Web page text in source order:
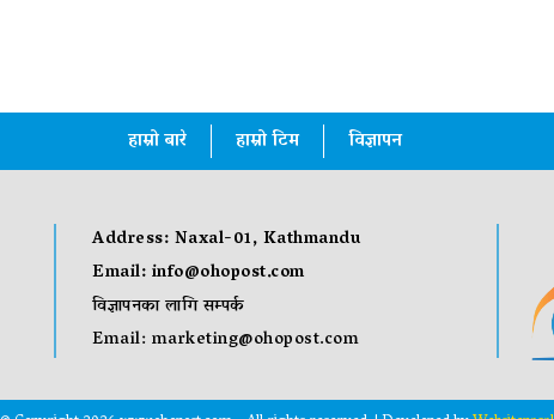
हाम्रो बारे हाम्रो टिम विज्ञापन
Address: Naxal-01, Kathmandu
Email:info@ohopost.com
विज्ञापनका लागि सम्पर्क
Email:marketing@ohopost.com